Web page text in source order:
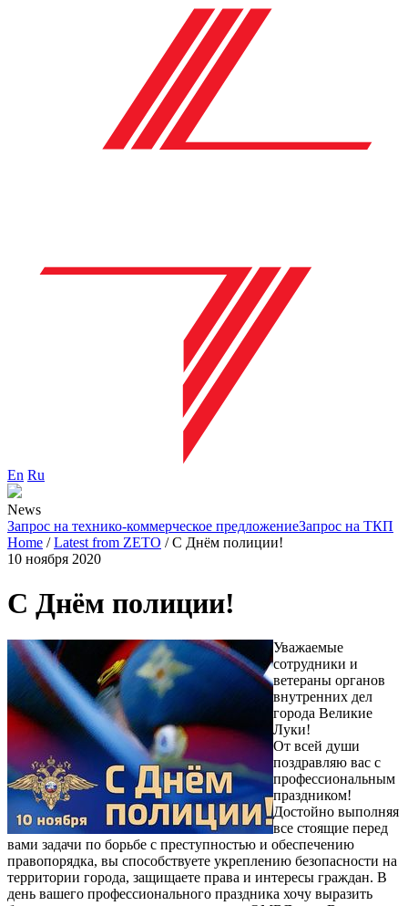
En Ru
News
Запрос на технико-коммерческое предложениеЗапрос на ТКП
Home /Latest from ZETO /С Днём полиции!
10 ноября 2020
С Днём полиции!
Уважаемые
сотрудники и
ветераны органов
внутренних дел
города Великие
Луки!
От всей души
поздравляю вас с
профессиональным
праздником!
Достойно выполняя
все стоящие перед
вами задачи по борьбе с преступностью и обеспечению
правопорядка, вы способствуете укреплению безопасности на
территории города, защищаете права и интересы граждан. В
день вашего профессионального праздника хочу выразить